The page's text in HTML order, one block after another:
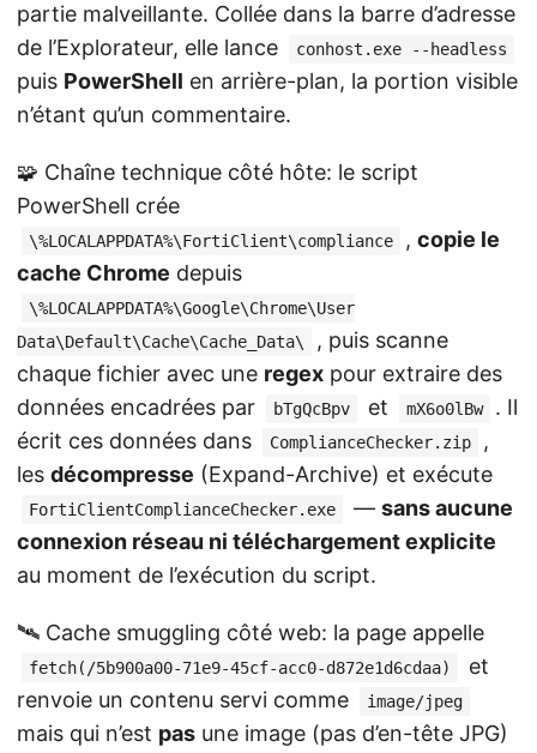
partie malveillante. Collée dans la barre d’adresse
de l’Explorateur, elle lance
conhost.exe --headless
puis PowerShell en arrière-plan, la portion visible
n’étant qu’un commentaire.
🧩 Chaîne technique côté hôte: le script
PowerShell crée
\%LOCALAPPDATA%\FortiClient\compliance , copie le
cache Chrome depuis
\%LOCALAPPDATA%\Google\Chrome\User
Data\Default\Cache\Cache_Data\
, puis scanne
chaque fichier avec une regex pour extraire des
données encadrées par
bTgQcBpv et mX6o0lBw
. Il
écrit ces données dans
ComplianceChecker.zip
,
les décompresse (Expand-Archive) et exécute
FortiClientComplianceChecker.exe — sans aucune
connexion réseau ni téléchargement explicite
au moment de l’exécution du script.
🛰️ Cache smuggling côté web: la page appelle
fetch(/5b900a00-71e9-45cf-acc0-d872e1d6cdaa)
et
renvoie un contenu servi comme
image/jpeg
mais qui n’est pas une image (pas d’en-tête JPG)